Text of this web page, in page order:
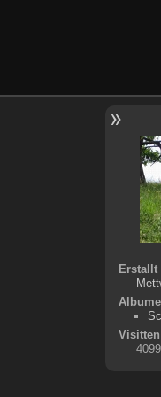
Erstallt
Visitten
4099